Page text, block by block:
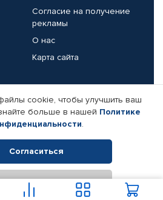
Согласие на получение
рекламы
О нас
Карта сайта
Реквизиты компании
2026. Все права защищены.
товаров Автопрофи.
cookie, чтобы улучшить ваш
больше в нашей Политике
.
Согласиться
Отклонить